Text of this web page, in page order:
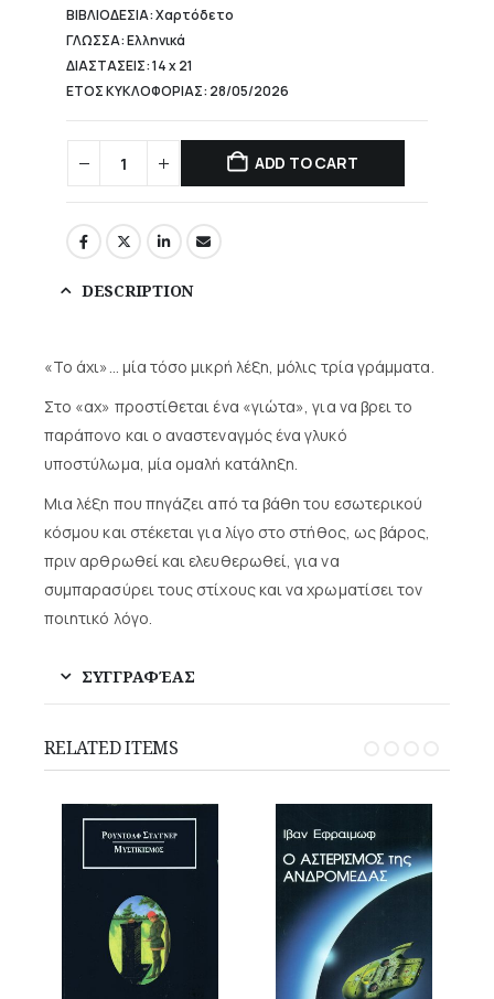
ΒΙΒΛΙΟΔΕΣΙΑ: Χαρτόδετο
ΓΛΩΣΣΑ: Ελληνικά
ΔΙΑΣΤΑΣΕΙΣ: 14 x 21
ΕΤΟΣ ΚΥΚΛΟΦΟΡΙΑΣ: 28/05/2026
ADD TO CART
DESCRIPTION
«Το άχι»… μία τόσο μικρή λέξη, μόλις τρία γράμματα.
Στο «αχ» προστίθεται ένα «γιώτα», για να βρει το
παράπονο και ο αναστεναγμός ένα γλυκό
υποστύλωμα, μία ομαλή κατάληξη.
Μια λέξη που πηγάζει από τα βάθη του εσωτερικού
κόσμου και στέκεται για λίγο στο στήθος, ως βάρος,
πριν αρθρωθεί και ελευθερωθεί, για να
συμπαρασύρει τους στίχους και να χρωματίσει τον
ποιητικό λόγο.
ΣΥΓΓΡΑΦΈΑΣ
RELATED ITEMS